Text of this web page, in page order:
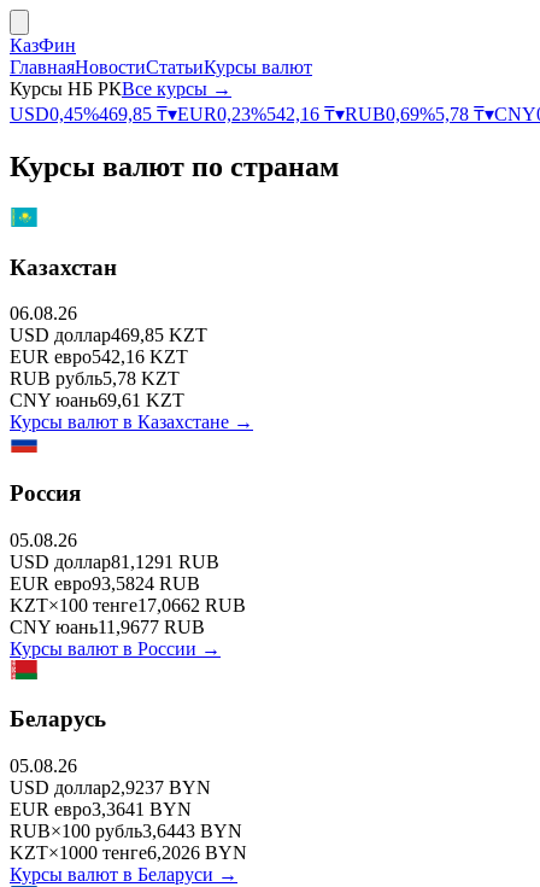
КазФин
ГлавнаяНовостиСтатьиКурсы валют
Курсы НБ РКВсе курсы →
USD0,45%469,85 ₸▾EUR0,23%542,16 ₸▾RUB0,69%5,78 ₸▾CNY
Курсы валют по странам
Казахстан
06.08.26
USD доллар469,85 KZT
EUR евро542,16 KZT
RUB рубль5,78 KZT
CNY юань69,61 KZT
Курсы валют в Казахстане →
Россия
05.08.26
USD доллар81,1291 RUB
EUR евро93,5824 RUB
KZT×100 тенге17,0662 RUB
CNY юань11,9677 RUB
Курсы валют в России →
Беларусь
05.08.26
USD доллар2,9237 BYN
EUR евро3,3641 BYN
RUB×100 рубль3,6443 BYN
KZT×1000 тенге6,2026 BYN
Курсы валют в Беларуси →